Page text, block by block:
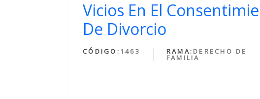
Vicios En El
De Divorcio
CÓDIGO: 1463 RAMA: DERECHO DE
FAMILIA